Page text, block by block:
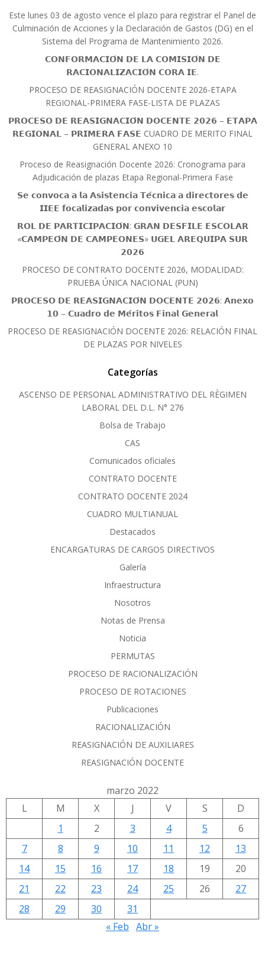
Este lunes 03 de agosto vence el plazo para registrar el Panel de
Culminación de Acciones y la Declaración de Gastos (DG) en el
Sistema del Programa de Mantenimiento 2026.
𝗖𝗢𝗡𝗙𝗢𝗥𝗠𝗔𝗖𝗜𝗢́𝗡 𝗗𝗘 𝗟𝗔 𝗖𝗢𝗠𝗜𝗦𝗜𝗢́𝗡 𝗗𝗘
𝗥𝗔𝗖𝗜𝗢𝗡𝗔𝗟𝗜𝗭𝗔𝗖𝗜𝗢́𝗡 𝗖𝗢𝗥𝗔 𝗜𝗘.
PROCESO DE REASIGNACIÓN DOCENTE 2026-ETAPA
REGIONAL-PRIMERA FASE-LISTA DE PLAZAS
𝗣𝗥𝗢𝗖𝗘𝗦𝗢 𝗗𝗘 𝗥𝗘𝗔𝗦𝗜𝗚𝗡𝗔𝗖𝗜𝗢́𝗡 𝗗𝗢𝗖𝗘𝗡𝗧𝗘 𝟮𝟬𝟮𝟲 – 𝗘𝗧𝗔𝗣𝗔
𝗥𝗘𝗚𝗜𝗢𝗡𝗔𝗟 – 𝗣𝗥𝗜𝗠𝗘𝗥𝗔 𝗙𝗔𝗦𝗘 CUADRO DE MERITO FINAL
GENERAL ANEXO 10
Proceso de Reasignación Docente 2026: Cronograma para
Adjudicación de plazas Etapa Regional-Primera Fase
𝗦𝗲 𝗰𝗼𝗻𝘃𝗼𝗰𝗮 𝗮 𝗹𝗮 𝗔𝘀𝗶𝘀𝘁𝗲𝗻𝗰𝗶𝗮 𝗧𝗲́𝗰𝗻𝗶𝗰𝗮 𝗮 𝗱𝗶𝗿𝗲𝗰𝘁𝗼𝗿𝗲𝘀 𝗱𝗲
𝗜𝗜𝗘𝗘 𝗳𝗼𝗰𝗮𝗹𝗶𝘇𝗮𝗱𝗮𝘀 𝗽𝗼𝗿 𝗰𝗼𝗻𝘃𝗶𝘃𝗲𝗻𝗰𝗶𝗮 𝗲𝘀𝗰𝗼𝗹𝗮𝗿
𝗥𝗢𝗟 𝗗𝗘 𝗣𝗔𝗥𝗧𝗜𝗖𝗜𝗣𝗔𝗖𝗜𝗢́𝗡: 𝗚𝗥𝗔𝗡 𝗗𝗘𝗦𝗙𝗜𝗟𝗘 𝗘𝗦𝗖𝗢𝗟𝗔𝗥
«𝗖𝗔𝗠𝗣𝗘𝗢́𝗡 𝗗𝗘 𝗖𝗔𝗠𝗣𝗘𝗢𝗡𝗘𝗦» 𝗨𝗚𝗘𝗟 𝗔𝗥𝗘𝗤𝗨𝗜𝗣𝗔 𝗦𝗨𝗥
𝟮𝟬𝟮𝟲
PROCESO DE CONTRATO DOCENTE 2026, MODALIDAD:
PRUEBA ÚNICA NACIONAL (PUN)
𝗣𝗥𝗢𝗖𝗘𝗦𝗢 𝗗𝗘 𝗥𝗘𝗔𝗦𝗜𝗚𝗡𝗔𝗖𝗜𝗢́𝗡 𝗗𝗢𝗖𝗘𝗡𝗧𝗘 𝟮𝟬𝟮𝟲: 𝗔𝗻𝗲𝘅𝗼
𝟭𝟬 – 𝗖𝘂𝗮𝗱𝗿𝗼 𝗱𝗲 𝗠𝗲́𝗿𝗶𝘁𝗼𝘀 𝗙𝗶𝗻𝗮𝗹 𝗚𝗲𝗻𝗲𝗿𝗮𝗹
PROCESO DE REASIGNACIÓN DOCENTE 2026: RELACIÓN FINAL
DE PLAZAS POR NIVELES
Categorías
ASCENSO DE PERSONAL ADMINISTRATIVO DEL RÈGIMEN
LABORAL DEL D.L. N° 276
Bolsa de Trabajo
CAS
Comunicados oficiales
CONTRATO DOCENTE
CONTRATO DOCENTE 2024
CUADRO MULTIANUAL
Destacados
ENCARGATURAS DE CARGOS DIRECTIVOS
Galería
Infraestructura
Nosotros
Notas de Prensa
Noticia
PERMUTAS
PROCESO DE RACIONALIZACIÓN
PROCESO DE ROTACIONES
Publicaciones
RACIONALIZACIÓN
REASIGNACIÓN DE AUXILIARES
REASIGNACIÓN DOCENTE
marzo 2022
L
M X J V S
D
1
2 3 4 5
6
7
8 9 10 11 12
13
14
15 16 17 18 19
20
21
22 23 24 25 26
27
28
29 30
31
« Feb Abr »